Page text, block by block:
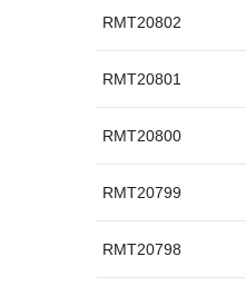
RMT20802
RMT20801
RMT20800
RMT20799
RMT20798